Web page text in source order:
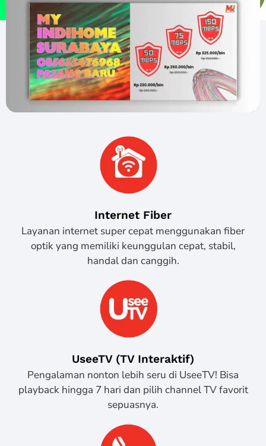
Internet Fiber
Layanan internet super cepat menggunakan fiber
optik yang memiliki keunggulan cepat, stabil,
handal dan canggih.
UseeTV (TV Interaktif)
Pengalaman nonton lebih seru di UseeTV! Bisa
playback hingga 7 hari dan pilih channel TV favorit
sepuasnya.